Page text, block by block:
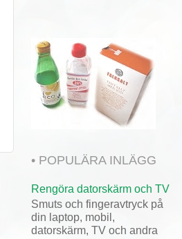
• POPULÄRA INLÄGG
Rengöra datorskärm och TV
Smuts och fingeravtryck på
din laptop, mobil,
datorskärm, TV och andra